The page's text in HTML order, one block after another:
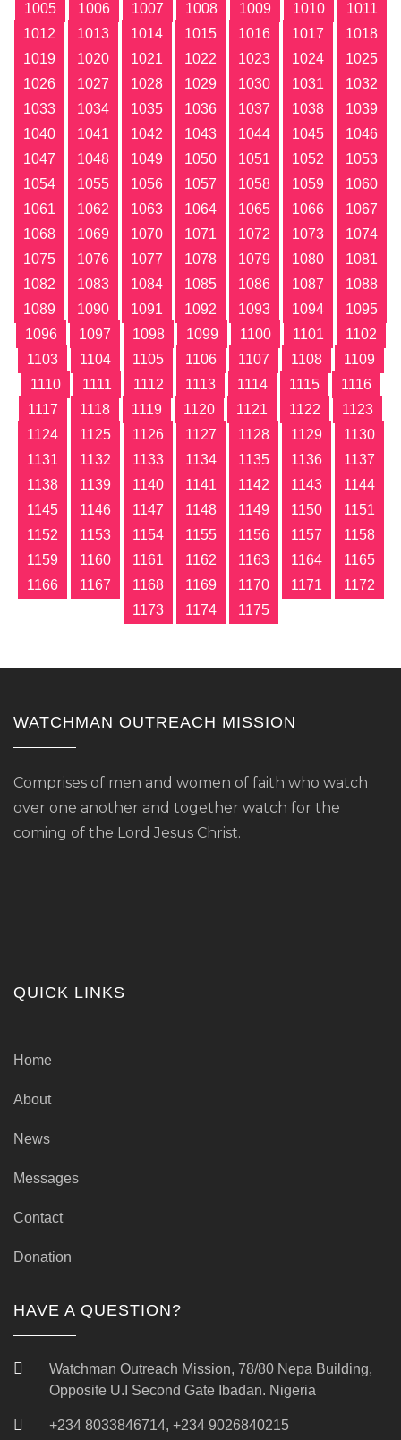
1005
1006 1007 1008 1009 1010
1011
1012
1013 1014 1015 1016 1017
1018
1019
1020 1021 1022 1023 1024
1025
1026
1027 1028 1029 1030 1031
1032
1033
1034 1035 1036 1037 1038
1039
1040
1041 1042 1043 1044 1045
1046
1047
1048 1049 1050 1051 1052
1053
1054
1055 1056 1057 1058 1059
1060
1061
1062 1063 1064 1065 1066
1067
1068
1069 1070 1071 1072 1073
1074
1075
1076 1077 1078 1079 1080
1081
1082
1083 1084 1085 1086 1087
1088
1089
1090 1091 1092 1093 1094
1095
1096
1097 1098 1099 1100 1101
1102
1103
1104 1105 1106 1107 1108
1109
1110
1111 1112 1113 1114 1115
1116
1117
1118 1119 1120 1121 1122
1123
1124
1125 1126 1127 1128 1129
1130
1131
1132 1133 1134 1135 1136
1137
1138
1139 1140 1141 1142 1143
1144
1145
1146 1147 1148 1149 1150
1151
1152
1153 1154 1155 1156 1157
1158
1159
1160 1161 1162 1163 1164
1165
1166
1167 1168 1169 1170 1171
1172
1173
1174 1175
WATCHMAN OUTREACH MISSION
Comprises of men and women of faith who watch
over one another and together watch for the
coming of the Lord Jesus Christ.
QUICK LINKS
Home
About
News
Messages
Contact
Donation
HAVE A QUESTION?
Watchman Outreach Mission, 78/80 Nepa Building,
Opposite U.I Second Gate Ibadan. Nigeria
+234 8033846714, +234 9026840215